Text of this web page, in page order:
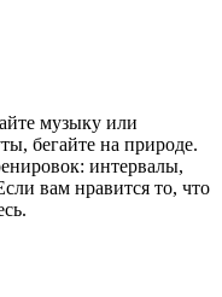
музыку или
бегайте на природе.
интервалы,
вам нравится то, что